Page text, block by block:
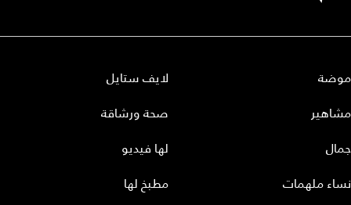
موضة
مشاهير
جمال
نساء ملهمات
لايف ستايل
صحة ورشاقة
لها فيديو
مطبخ لها